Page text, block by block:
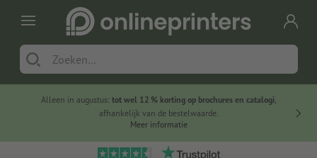
Alleen in augustus: tot wel 12 % korting op brochures en catalogi,
afhankelijk van de bestelwaarde.
Meer informatie